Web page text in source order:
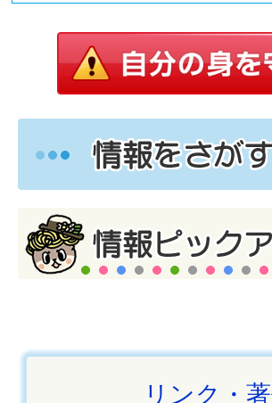
リンク・